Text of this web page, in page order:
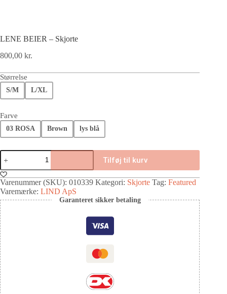
LENE BEIER – Skjorte
800,00 kr.
Størrelse
S/M L/XL
Farve
03 ROSA Brown lys blå
Tilføj til kurv
Varenummer (SKU): 010339 Kategori: Skjorte Tag: Featured
Varemærke: LIND ApS
Garanteret sikker betaling